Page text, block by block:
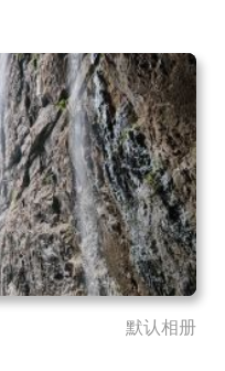
默认相册